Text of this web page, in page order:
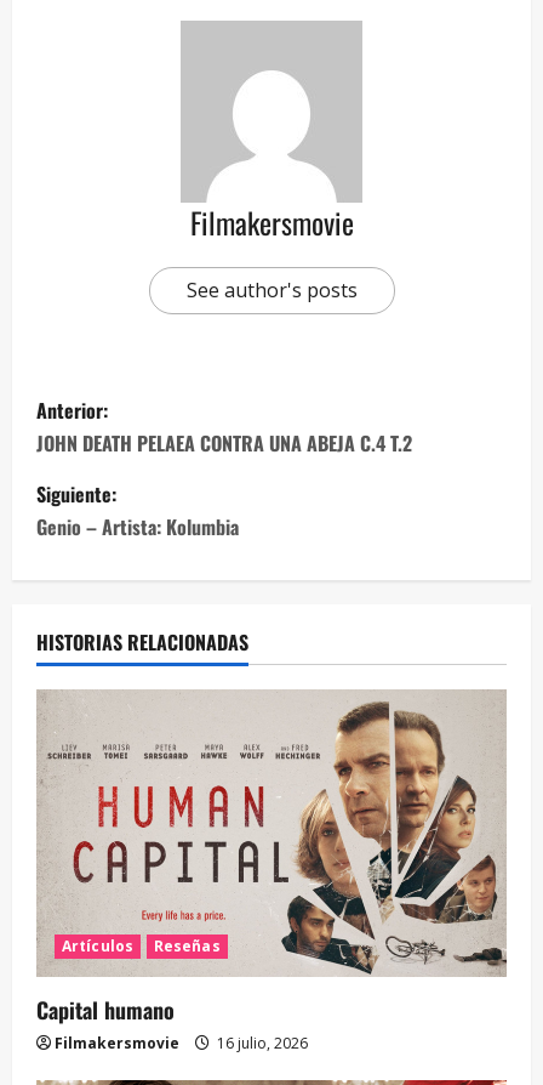
Filmakersmovie
See author's posts
Anterior:
JOHN DEATH PELAEA CONTRA UNA ABEJA C.4 T.2
Siguiente:
Genio – Artista: Kolumbia
HISTORIAS RELACIONADAS
Artículos Reseñas
Capital humano
Filmakersmovie 16 julio, 2026